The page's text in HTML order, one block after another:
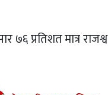
७६ प्रतिशत मात्र राजश्व